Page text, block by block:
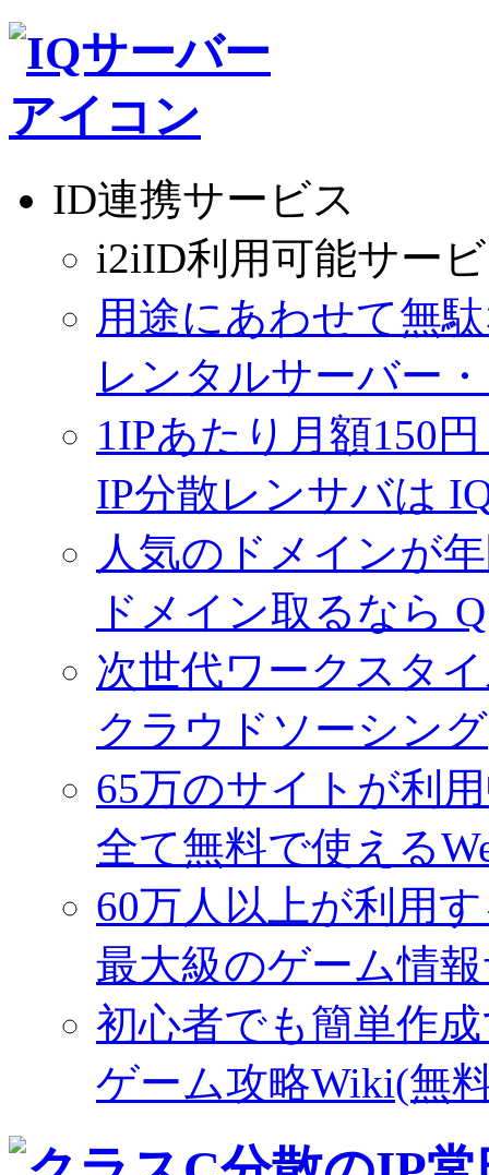
ID連携サービス
i2iID利用可能サー
用途にあわせて無
レンタルサーバー
1IPあたり月額150
IP分散レンサバは
人気のドメインが
ドメイン取るなら
次世代ワークスタ
クラウドソーシン
65万のサイトが利
全て無料で使える
60万人以上が利用
最大級のゲーム情
初心者でも簡単作
ゲーム攻略Wiki(無